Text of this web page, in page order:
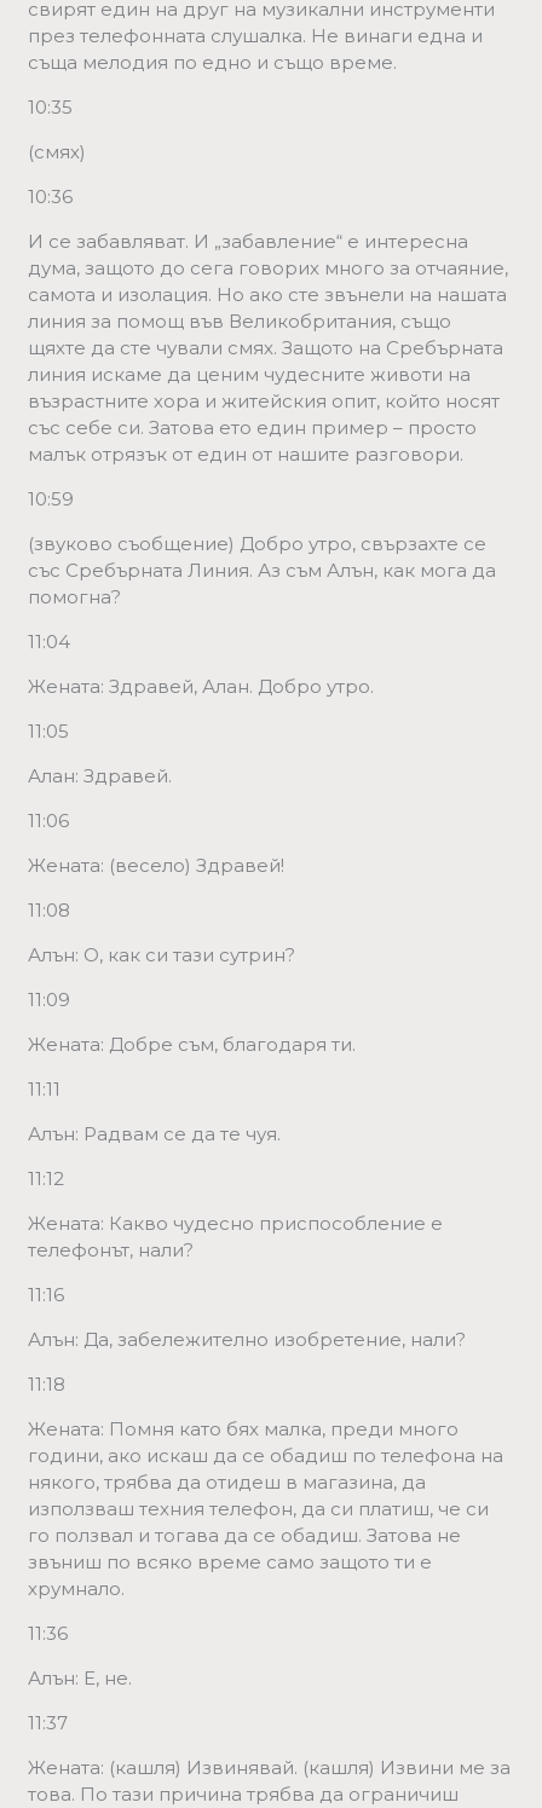
свирят един на друг на музикални инструменти
през телефонната слушалка. Не винаги една и
съща мелодия по едно и също време.
10:35
(смях)
10:36
И се забавляват. И „забавление“ е интересна
дума, защото до сега говорих много за отчаяние,
самота и изолация. Но ако сте звънели на нашата
линия за помощ във Великобритания, също
щяхте да сте чували смях. Защото на Сребърната
линия искаме да ценим чудесните животи на
възрастните хора и житейския опит, който носят
със себе си. Затова ето един пример – просто
малък отрязък от един от нашите разговори.
10:59
(звуково съобщение) Добро утро, свързахте се
със Сребърната Линия. Аз съм Алън, как мога да
помогна?
11:04
Жената: Здравей, Алан. Добро утро.
11:05
Алан: Здравей.
11:06
Жената: (весело) Здравей!
11:08
Алън: О, как си тази сутрин?
11:09
Жената: Добре съм, благодаря ти.
11:11
Алън: Радвам се да те чуя.
11:12
Жената: Какво чудесно приспособление е
телефонът, нали?
11:16
Алън: Да, забележително изобретение, нали?
11:18
Жената: Помня като бях малка, преди много
години, ако искаш да се обадиш по телефона на
някого, трябва да отидеш в магазина, да
използваш техния телефон, да си платиш, че си
го ползвал и тогава да се обадиш. Затова не
звъниш по всяко време само защото ти е
хрумнало.
11:36
Алън: Е, не.
11:37
Жената: (кашля) Извинявай. (кашля) Извини ме за
това. По тази причина трябва да ограничиш